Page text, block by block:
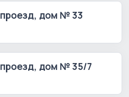
дом № 33
дом № 35/7